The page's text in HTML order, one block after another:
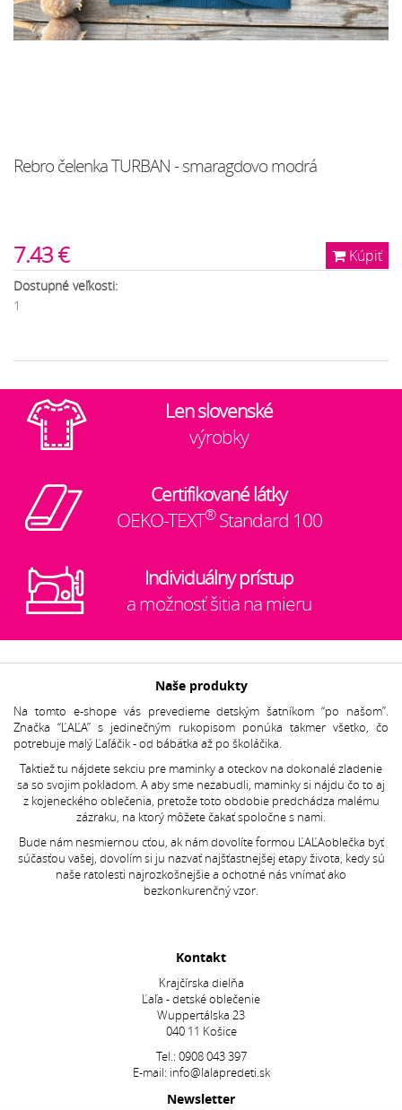
Rebro čelenka TURBAN - smaragdovo modrá
Kúpiť
7.43 €
Dostupné veľkosti:
1
Len slovenské
výrobky
Certifikované látky
OEKO-TEXT®Standard 100
Individuálny prístup
a možnosť šitia na mieru
Naše produkty
Na tomto e-shope vás prevedieme detským šatníkom “po našom”.
Značka “ĽAĽA” s jedinečným rukopisom ponúka takmer všetko, čo
potrebuje malý Ľaľáčik - od bábätka až po školáčika.
Taktiež tu nájdete sekciu pre maminky a oteckov na dokonalé zladenie
sa so svojim pokladom. A aby sme nezabudli, maminky si nájdu čo to aj
z kojeneckého oblečenia, pretože toto obdobie predchádza malému
zázraku, na ktorý môžete čakať spoločne s nami.
Bude nám nesmiernou cťou, ak nám dovolíte formou ĽAĽAoblečka byť
súčasťou vašej, dovolím si ju nazvať najšťastnejšej etapy života, kedy sú
naše ratolesti najrozkošnejšie a ochotné nás vnímať ako
bezkonkurenčný vzor.
Kontakt
Krajčírska dielňa
Ľaľa - detské oblečenie
Wuppertálska 23
040 11 Košice
Tel.: 0908 043 397
E-mail: info@lalapredeti.sk
Newsletter